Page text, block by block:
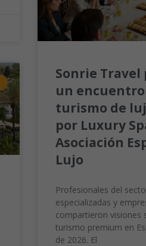
Sonrie
un encuentro
turismo de
por Luxury
Asociación
Lujo
Profesionales del
especializadas y
compartieron visiones
turismo premium en
de 2026. El